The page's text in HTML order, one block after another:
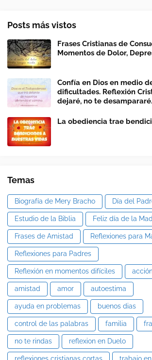
Posts más vistos
Frases Cristianas de
Momentos de Dolor,
Confía en Dios en medio
dificultades. Reflexión
dejaré, no te desampararé.
La obediencia trae
Temas
Biografía de Mery Bracho Día del
Estudio de la Biblia Feliz día de la
Frases de Amistad Reflexiones para
Reflexiones para Padres
Reflexión en momentos difíciles
amistad amor autoestima
ayuda en problemas buenos dias
control de las palabras familia
no te rindas reflexion en Duelo